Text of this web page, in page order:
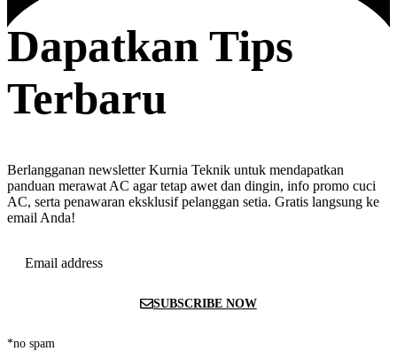
Dapatkan Tips
Terbaru
Berlangganan newsletter Kurnia Teknik untuk mendapatkan
panduan merawat AC agar tetap awet dan dingin, info promo cuci
AC, serta penawaran eksklusif pelanggan setia. Gratis langsung ke
email Anda!
Email address
SUBSCRIBE NOW
*no spam